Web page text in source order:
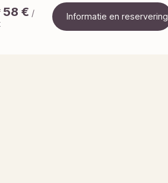
58 € /
Informatie en reservering